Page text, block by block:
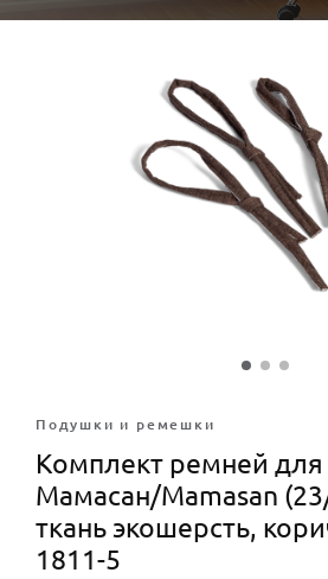
Подушки и ремешки
Комплект ремней для
Мамасан/Mamasan
ткань экошерсть,
1811-5